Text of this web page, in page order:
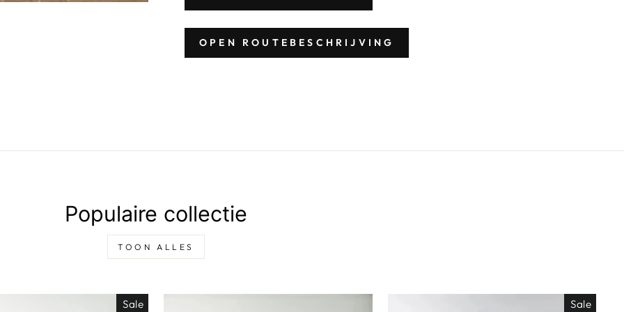
OPEN ROUTEBESCHRIJVING
Populaire collectie
TOON ALLES
Sale Sale